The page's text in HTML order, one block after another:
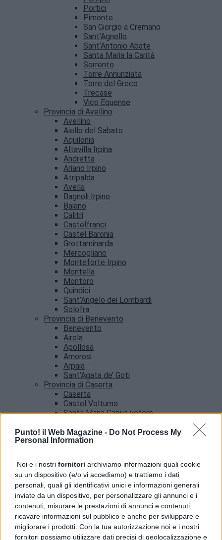
Punto! il Web Magazine - Do Not Process My
Personal Information
Noi e i nostri fornitori archiviamo informazioni quali cookie
su un dispositivo (e/o vi accediamo) e trattiamo i dati
personali, quali gli identificativi unici e informazioni generali
inviate da un dispositivo, per personalizzare gli annunci e i
contenuti, misurare le prestazioni di annunci e contenuti,
ricavare informazioni sul pubblico e anche per sviluppare e
migliorare i prodotti. Con la tua autorizzazione noi e i nostri
fornitori possiamo utilizzare dati precisi di geolocalizzazione e
Portici
Pimonte
San Giorgio a Cremano
Sant’Agnello
Sant’Antonio Abate
Santa Maria la Carità
Sorrento
Torre Annunziata
Torre del Greco
Trecase
Vico Equense
Provincia di Avellino
Avellino
Aiello del Sabato
Aquilonia
Altavilla Irpina
Andretta
Ariano Irpino
Atripalda
Avella
Bagnoli Irpino
Baiano
Calitri
Castelfranci
Castel Baronia
Grottaminarda
Mercogliano
Monteforte Irpino
Montella
Montoro
Quindici
Sant’Angelo dei Lombardi
Solofra
Provincia di Benevento
Benevento
Airola
Apollosa
Amorosi
Arpaia
Sant’Agata de’ Goti
Provincia di Caserta
Caserta
Castel Volturno
Santa Maria Capua vetere
Salerno
Agropoli
Angri
Castellabate
News